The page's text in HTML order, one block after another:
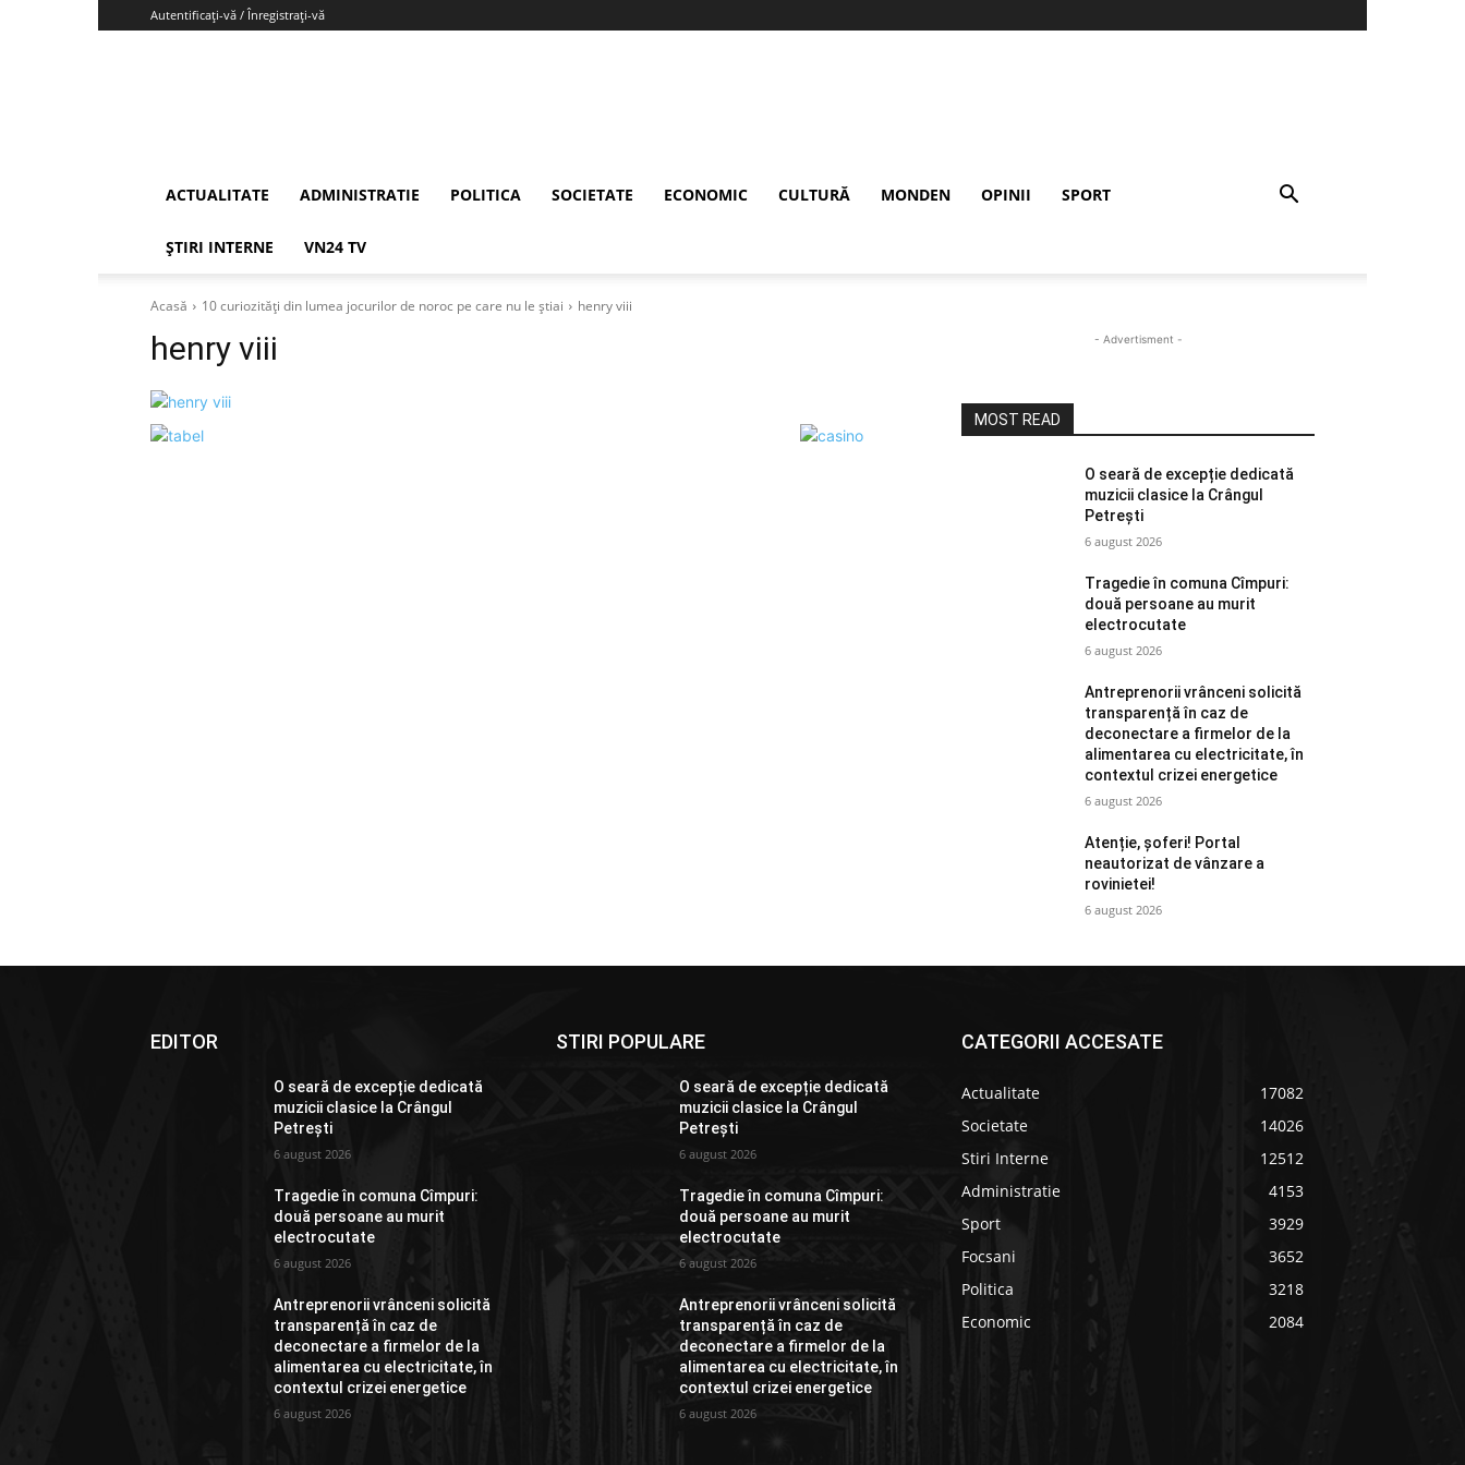
Autentificați-vă / Înregistrați-vă
ACTUALITATE ADMINISTRATIE POLITICA SOCIETATE ECONOMIC CULTURĂ MONDEN OPINII SPORT
ȘTIRI INTERNE VN24 TV
Acasă 10 curiozități din lumea jocurilor de noroc pe care nu le știai henry viii
henry viii - Advertisment -
MOST READ
O seară de excepție dedicată
muzicii clasice la Crângul
Petrești
6 august 2026
Tragedie în comuna Cîmpuri:
două persoane au murit
electrocutate
6 august 2026
Antreprenorii vrânceni solicită
transparență în caz de
deconectare a firmelor de la
alimentarea cu electricitate, în
contextul crizei energetice
6 august 2026
Atenție, șoferi! Portal
neautorizat de vânzare a
rovinietei!
6 august 2026
EDITOR
O seară de excepție dedicată
muzicii clasice la Crângul
Petrești
6 august 2026
Tragedie în comuna Cîmpuri:
două persoane au murit
electrocutate
6 august 2026
Antreprenorii vrânceni solicită
transparență în caz de
deconectare a firmelor de la
alimentarea cu electricitate, în
contextul crizei energetice
6 august 2026
STIRI POPULARE
O seară de excepție dedicată
muzicii clasice la Crângul
Petrești
6 august 2026
Tragedie în comuna Cîmpuri:
două persoane au murit
electrocutate
6 august 2026
Antreprenorii vrânceni solicită
transparență în caz de
deconectare a firmelor de la
alimentarea cu electricitate, în
contextul crizei energetice
6 august 2026
CATEGORII ACCESATE
Actualitate
17082
Societate
14026
Stiri Interne
12512
Administratie
4153
Sport
3929
Focsani
3652
Politica
3218
Economic
2084